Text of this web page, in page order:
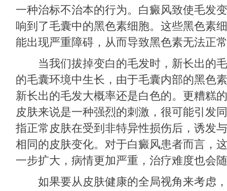
一种治标不治本的行为。白癜风致使毛发
响到了毛囊中的黑色素细胞。这些黑色素
能出现严重障碍，从而导致黑色素无法正
当我们拔掉变白的毛发时，新长出的毛
的毛囊环境中生长，由于毛囊内部的黑色
新长出的毛发大概率还是白色的。更糟糕
皮肤来说是一种强烈的刺激，很可能引发
指正常皮肤在受到非特异性损伤后，诱发
相同的皮肤变化。对于白癜风患者而言，
一步扩大，病情更加严重，治疗难度也会
如果要从皮肤健康的全局视角来考虑，